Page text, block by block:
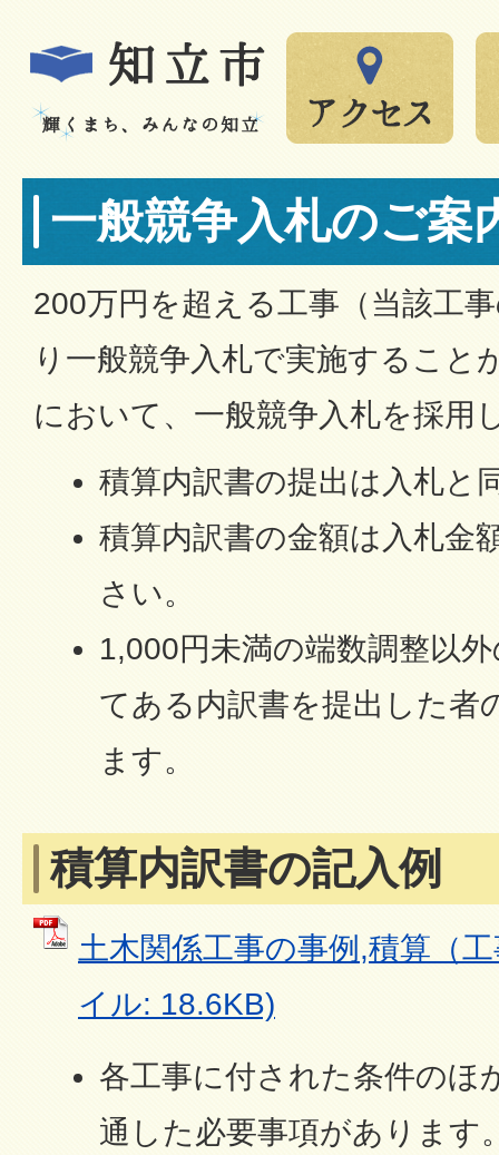
一般競争入札のご案
200万円を超える工事（当該工
り一般競争入札で実施すること
において、一般競争入札を採用
積算内訳書の提出は入札と
積算内訳書の金額は入札金
さい。
1,000円未満の端数調整以
てある内訳書を提出した者
ます。
積算内訳書の記入例
土木関係工事の事例,積算（
イル: 18.6KB)
各工事に付された条件のほ
通した必要事項があります